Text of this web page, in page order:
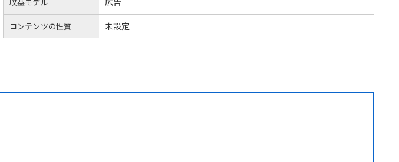
コンテンツの性質 未設定